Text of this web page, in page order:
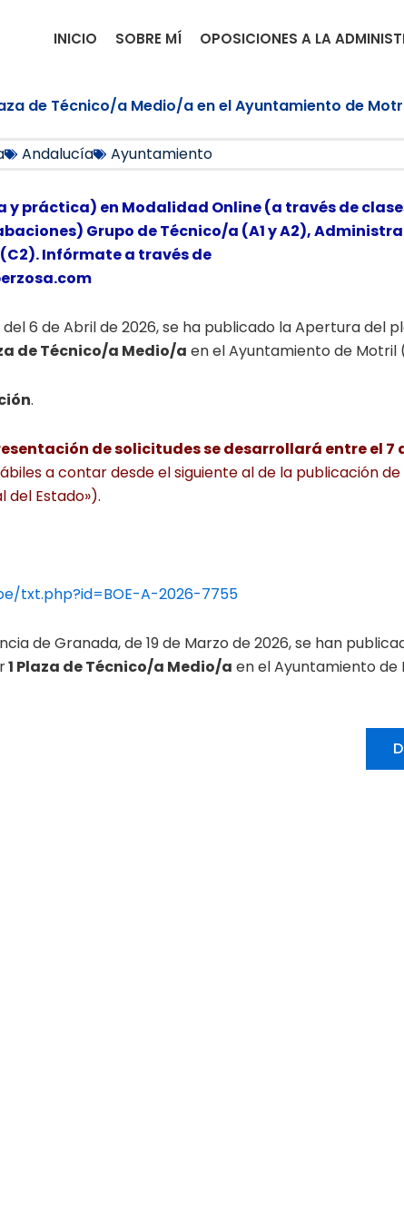
INICIO SOBRE MÍ OPOSICIONES A LA
de Técnico/a Medio/a en el Ayuntamiento de
Andalucía Ayuntamiento
práctica) en Modalidad Online (a través de
Grupo de Técnico/a (A1 y A2),
Infórmate a través de
6 de Abril de 2026, se ha publicado la Apertura del
de Técnico/a Medio/a en el Ayuntamiento de Motril
.
de solicitudes se desarrollará entre el 7
a contar desde el siguiente al de la publicación
del Estado»).
txt.php?id=BOE-A-2026-7755
de Granada, de 19 de Marzo de 2026, se han
1 Plaza de Técnico/a Medio/a en el Ayuntamiento de